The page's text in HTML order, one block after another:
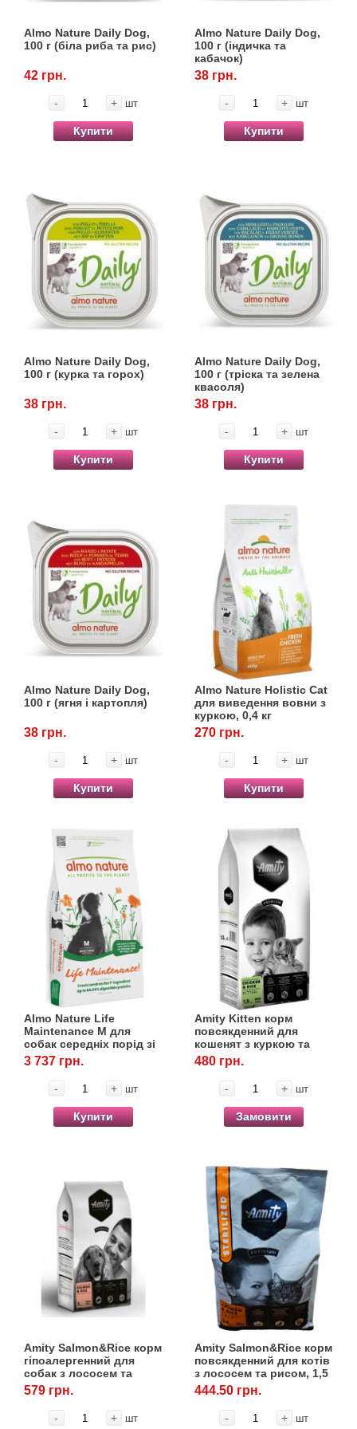
Almo Nature Daily Dog,
100 г (біла риба та рис)
42 грн.
- + шт
Купити
Almo Nature Daily Dog,
100 г (індичка та
кабачок)
38 грн.
- + шт
Купити
Almo Nature Daily Dog,
100 г (курка та горох)
38 грн.
- + шт
Купити
Almo Nature Daily Dog,
100 г (тріска та зелена
квасоля)
38 грн.
- + шт
Купити
Almo Nature Daily Dog,
100 г (ягня і картопля)
38 грн.
- + шт
Купити
Almo Nature Holistic Cat
для виведення вовни з
куркою, 0,4 кг
270 грн.
- + шт
Купити
Almo Nature Life
Maintenance M для
собак середніх порід зі
свіжим ягнятком, 12 кг
3 737 грн.
- + шт
Купити
Amity Kitten корм
повсякденний для
кошенят з куркою та
рисом, 1,5 кг
480 грн.
- + шт
Замовити
Amity Salmon&Rice корм
гіпоалергенний для
собак з лососем та
рисом, 3 кг
579 грн.
- + шт
Amity Salmon&Rice корм
повсякденний для котів
з лососем та рисом, 1,5
кг
444.50 грн.
- + шт
Ласощі та корми
Лежаки, будиночки, охолоджуючи
коврики
Миски, автогодівниці, поїлки
Перенесення, сумки, клітини
Післяопераційні засоби та витратні
матеріали
Подарункові сертифікати
Товари для голубів
Товари для гризунів
Хозряд - господарчі товари оптом
Популярні зоотоварі
Архів / Знято з виробництва